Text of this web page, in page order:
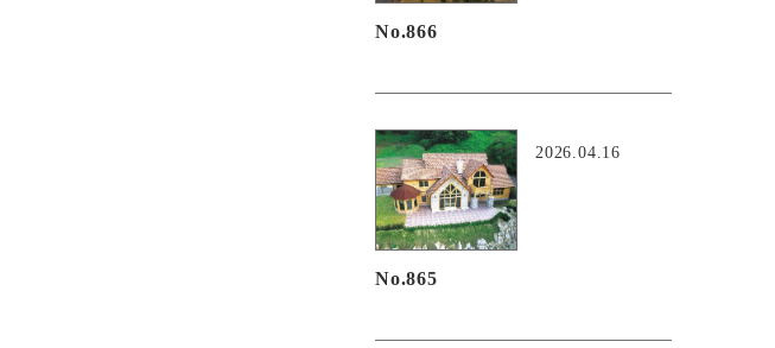
No.866
2026.04.16
No.865